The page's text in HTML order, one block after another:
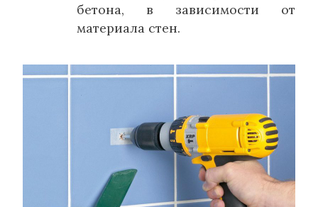
бетона, в зависимости от
материала стен.